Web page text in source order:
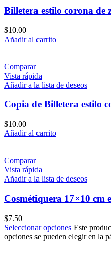
Billetera estilo corona de
$10.00
Añadir al carrito
Comparar
Vista rápida
Añadir a la lista de deseos
Copia de Billetera estilo
$10.00
Añadir al carrito
Comparar
Vista rápida
Añadir a la lista de deseos
Cosmétiquera 17×10 cm
$7.50
Seleccionar opciones Este
opciones se pueden elegir en la